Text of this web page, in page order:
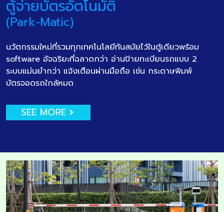
ตู้จ่ายบัตรอัตโนมัติ
(Park-Matic)
นวัตกรรมใหม่ที่รวมทุกเทคโนโลยีทันสมัยไว้ในตู้เดียวพร้อม
software อัจฉริยะที่ฉลาดกว่า อ่านป้ายทะเบียนรถแบบ 2
ระบบแม่นยำกว่า แจ้งเตือนผ่านมือถือ เช่น กระดาษพิมพ์
บัตรจอดรถใกล้หมด
SEE MORE